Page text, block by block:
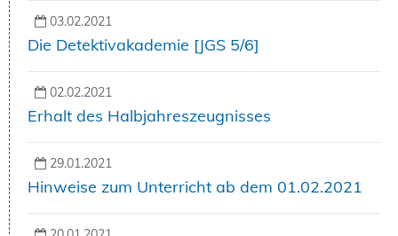
03.02.2021
Die Detektivakademie [JGS 5/6]
02.02.2021
Erhalt des Halbjahreszeugnisses
29.01.2021
Hinweise zum Unterricht ab dem 01.02.2021